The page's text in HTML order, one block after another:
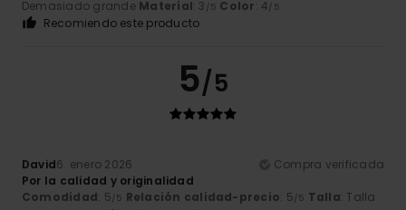
Demasiado grande Material: 3 /5 Color: 4/5
Recomiendo este producto
5/5
David6. enero 2026
Compra verificada
Por la calidad y originalidad
Comodidad: 5/5 Relación calidad-precio: 5/5 Talla: Talla